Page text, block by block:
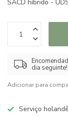
SACD híbrido -
dia seguinte!
Adicionar para
Serviço